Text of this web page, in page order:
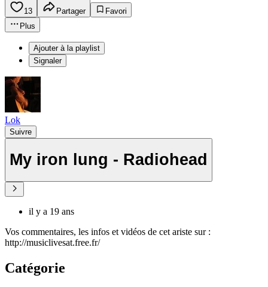
13 Partager
Favori
Plus
Ajouter à la playlist
Signaler
Lok
Suivre
My iron lung - Radiohead
il y a 19 ans
Vos commentaires, les infos et vidéos de cet ariste sur :
http://musiclivesat.free.fr/
Catégorie